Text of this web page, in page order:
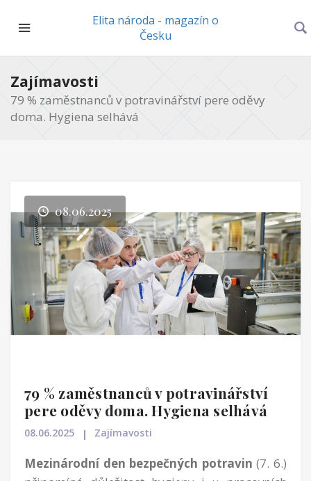
Elita národa - magazín o
Česku
Zajímavosti
79 % zaměstnanců v potravinářství pere oděvy
doma. Hygiena selhává
08.06.2025
79 % zaměstnanců v potravinářství
pere oděvy doma. Hygiena selhává
08.06.2025 Zajímavosti
Mezinárodní den bezpečných potravin (7. 6.)